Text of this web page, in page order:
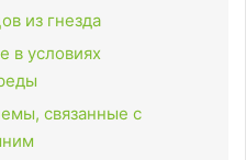
из гнезда
в условиях
связанные с